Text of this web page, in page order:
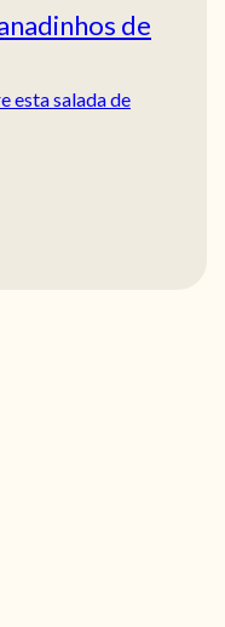
de
esta salada de